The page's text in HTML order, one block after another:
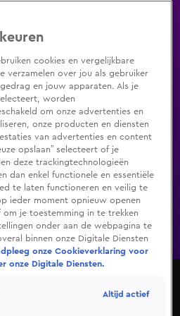
Zenders Genres
Shop
De Bondgenoten
voor mishandelde en
cookies en vergelijkbare
verzamelen over jou als gebruiker
en jouw apparaten. Als je
worden
om onze advertenties en
onze producten en diensten
van advertenties en content
opslaan” selecteert of je
deze trackingtechnologieën
dan enkel functionele en essentiële
te laten functioneren en veilig te
ieder moment opnieuw openen
om je toestemming in te trekken
onder aan de webpagina te
binnen onze Digitale Diensten
onze Cookieverklaring voor
onze Digitale Diensten.
Altijd actief